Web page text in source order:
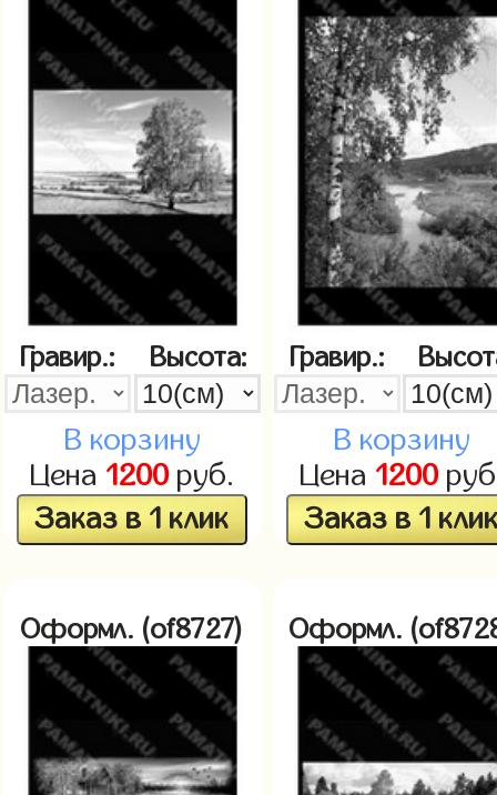
Гравир.: Высота:
В корзину
Цена 1200руб.
Заказ в 1 клик
Гравир.:
В корзину
Цена 1200
Заказ в 1
Оформл. (of8727) Оформл.